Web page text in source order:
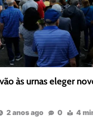
às urnas eleger
2 anos ago 0 4